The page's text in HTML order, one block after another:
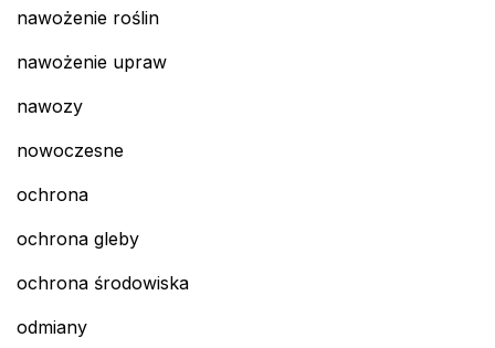
nawożenie roślin
nawożenie upraw
nawozy
nowoczesne
ochrona
ochrona gleby
ochrona środowiska
odmiany